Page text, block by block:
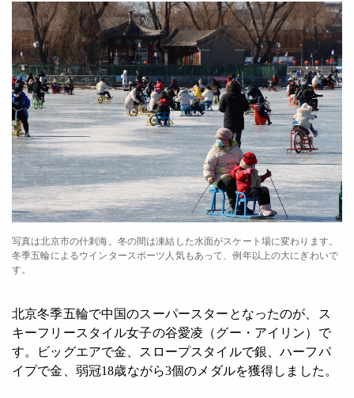
写真は北京市の什剎海。冬の間は凍結した水面がスケート場に変わります。
冬季五輪によるウインタースポーツ人気もあって、例年以上の大にぎわいで
す。
北京冬季五輪で中国のスーパースターとなったのが、ス
キーフリースタイル女子の谷愛凌（グー・アイリン）で
す。ビッグエアで金、スロープスタイルで銀、ハーフパ
イプで金、弱冠18歳ながら3個のメダルを獲得しました。